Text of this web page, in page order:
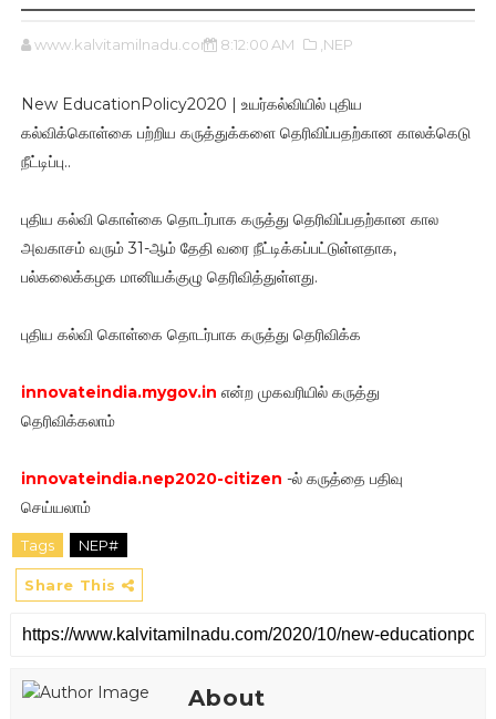
www.kalvitamilnadu.com 8:12:00 AM ,NEP
New EducationPolicy2020 | உயர்கல்வியில் புதிய
கல்விக்கொள்கை பற்றிய கருத்துக்களை தெரிவிப்பதற்கான காலக்கெடு
நீட்டிப்பு..
புதிய கல்வி கொள்கை தொடர்பாக கருத்து தெரிவிப்பதற்கான கால
அவகாசம் வரும் 31-ஆம் தேதி வரை நீட்டிக்கப்பட்டுள்ளதாக,
பல்கலைக்கழக மானியக்குழு தெரிவித்துள்ளது.
புதிய கல்வி கொள்கை தொடர்பாக கருத்து தெரிவிக்க
innovateindia.mygov.in என்ற முகவரியில் கருத்து
தெரிவிக்கலாம்
innovateindia.nep2020-citizen -ல் கருத்தை பதிவு
செய்யலாம்
Tags NEP#
Share This
About